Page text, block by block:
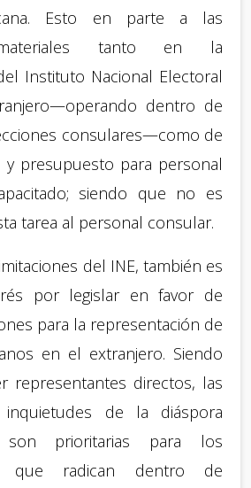
Esto en parte a las
materiales tanto en la
Instituto Nacional Electoral
dentro de
consulares—como de
y presupuesto para personal
siendo que no es
tarea al personal consular.
del INE, también es
por legislar en favor de
para la representación de
en el extranjero. Siendo
representantes directos, las
inquietudes de la diáspora
son prioritarias para los
que radican dentro de